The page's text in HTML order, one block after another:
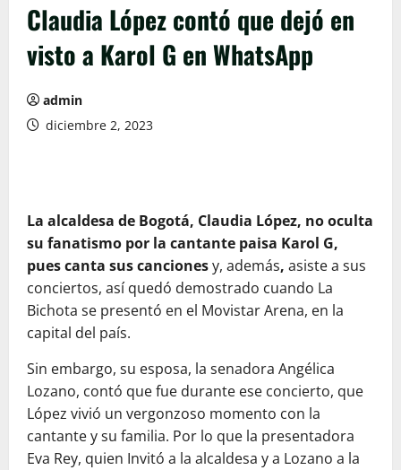
Claudia López contó que dejó en
visto a Karol G en WhatsApp
admin
diciembre 2, 2023
La alcaldesa de Bogotá, Claudia López, no oculta
su fanatismo por la cantante paisa Karol G,
pues canta sus cancionesy, además, asiste a sus
conciertos, así quedó demostrado cuando La
Bichota se presentó en el Movistar Arena, en la
capital del país.
Sin embargo, su esposa, la senadora Angélica
Lozano, contó que fue durante ese concierto, que
López vivió un vergonzoso momento con la
cantante y su familia. Por lo que la presentadora
Eva Rey, quien Invitó a la alcaldesa y a Lozano a la